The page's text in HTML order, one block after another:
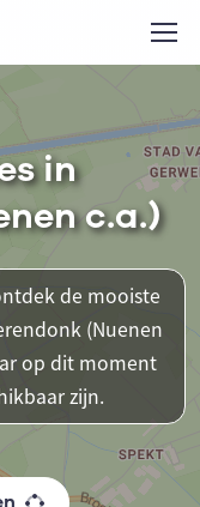
in
c.a.)
de mooiste
(Nuenen
op dit moment
zijn.